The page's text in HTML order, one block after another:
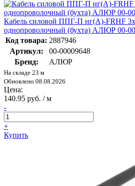
Кабель силовой ППГ-П нг(А)-FRHF
однопроволочный (бухта) АЛЮР 00-
Код товара: 2887946
Артикул:
00-00009648
Бренд:
АЛЮР
На складе 23 м
Обновлено 08.08.2026
Цена:
140.95 руб. / м
-
+
Купить